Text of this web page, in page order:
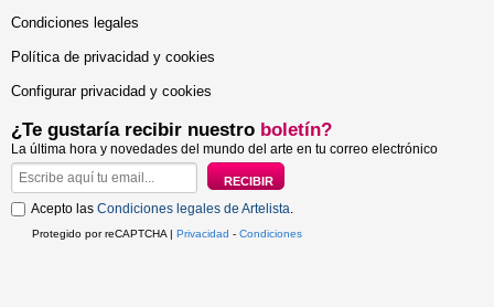
Condiciones legales
Política de privacidad y cookies
Configurar privacidad y cookies
¿Te gustaría recibir nuestro boletín?
La última hora y novedades del mundo del arte en tu correo electrónico
Acepto las Condiciones legales de Artelista.
Protegido por reCAPTCHA | Privacidad - Condiciones